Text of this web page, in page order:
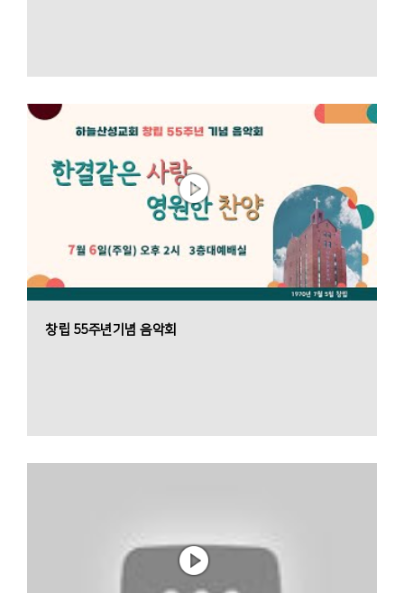
창립 55주년기념 음악회